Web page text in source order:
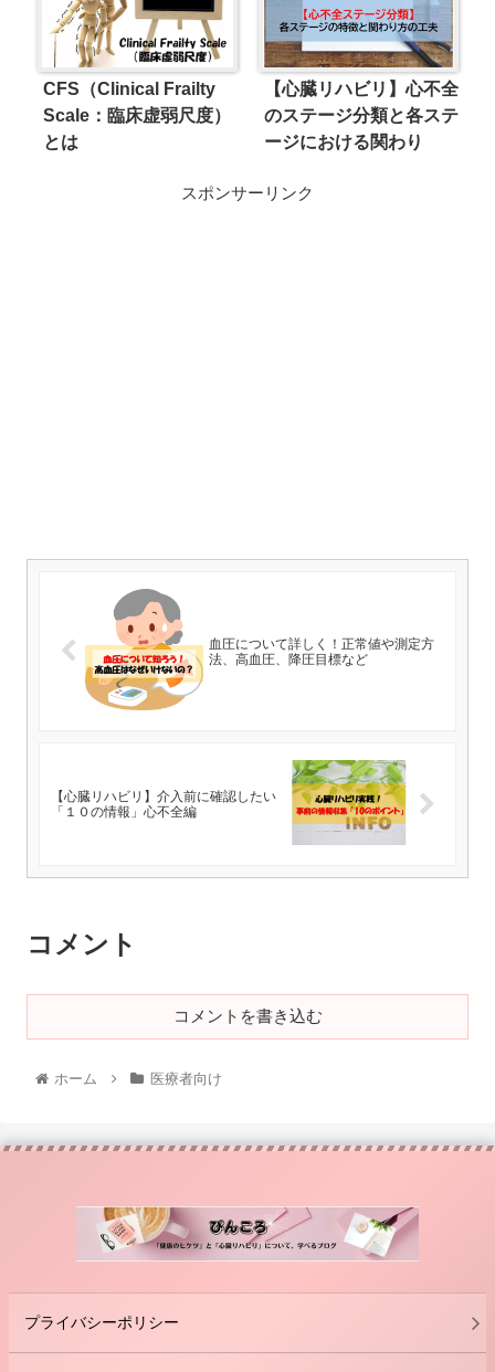
CFS（Clinical Frailty
Scale：臨床虚弱尺度）
とは
【心臓リハビリ】心不全
のステージ分類と各ステ
ージにおける関わり
スポンサーリンク
血圧について詳しく！正常値や測定方
法、高血圧、降圧目標など
【心臓リハビリ】介入前に確認したい
「１０の情報」心不全編
コメント
コメントを書き込む
ホーム 医療者向け
プライバシーポリシー